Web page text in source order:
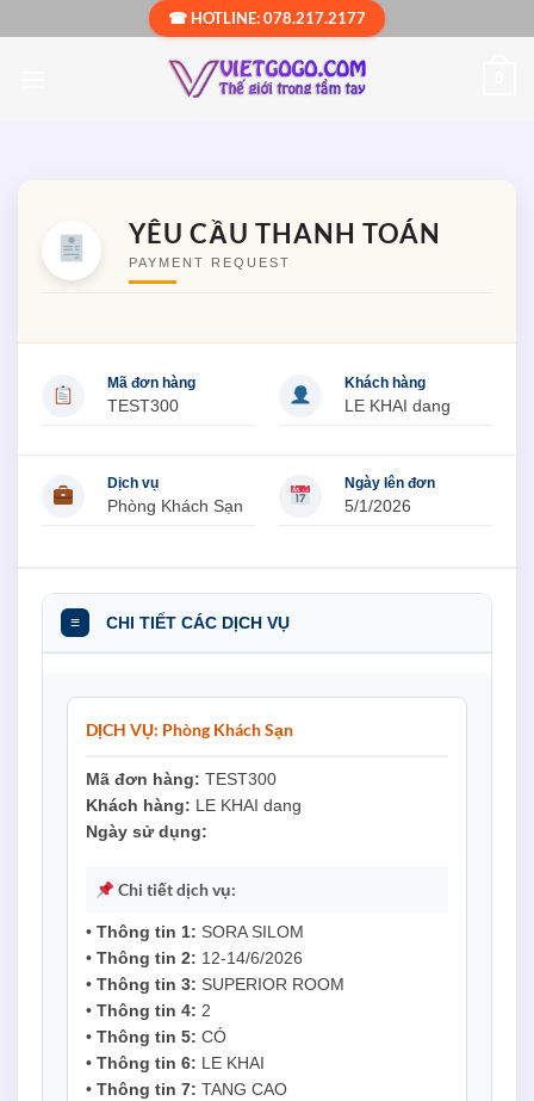
qua
☎ HOTLINE: 078.217.2177
YÊU CẦU THANH TOÁN
PAYMENT REQUEST
Mã đơn hàng
TEST300
Khách hàng
LE KHAI dang
Dịch vụ
Phòng Khách Sạn
Ngày lên đơn
5/1/2026
≡ CHI TIẾT CÁC DỊCH VỤ
DỊCH VỤ: Phòng Khách Sạn
Mã đơn hàng: TEST300
Khách hàng: LE KHAI dang
Ngày sử dụng:
Chi tiết dịch vụ:
• Thông tin 1: SORA SILOM
• Thông tin 2: 12-14/6/2026
• Thông tin 3: SUPERIOR ROOM
• Thông tin 4: 2
• Thông tin 5: CÓ
• Thông tin 6: LE KHAI
• Thông tin 7: TANG CAO